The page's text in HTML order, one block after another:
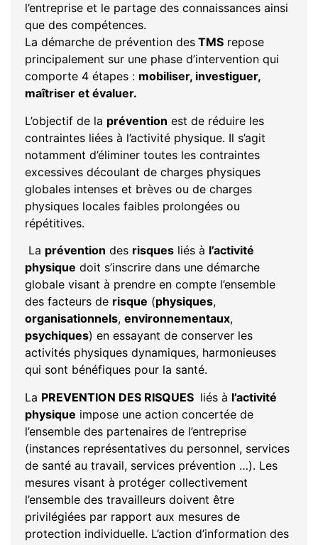
l’entreprise et le partage des connaissances ainsi
que des compétences.
La démarche de prévention des TMS repose
principalement sur une phase d’intervention qui
comporte 4 étapes : mobiliser, investiguer,
maîtriser et évaluer.
L’objectif de la prévention est de réduire les
contraintes liées à l’activité physique. Il s’agit
notamment d’éliminer toutes les contraintes
excessives découlant de charges physiques
globales intenses et brèves ou de charges
physiques locales faibles prolongées ou
répétitives.
La prévention des risques liés à l’activité
physique doit s’inscrire dans une démarche
globale visant à prendre en compte l’ensemble
des facteurs de risque (physiques,
organisationnels, environnementaux,
psychiques) en essayant de conserver les
activités physiques dynamiques, harmonieuses
qui sont bénéfiques pour la santé.
La PREVENTION DES RISQUES liés à l’activité
physique impose une action concertée de
l’ensemble des partenaires de l’entreprise
(instances représentatives du personnel, services
de santé au travail, services prévention …). Les
mesures visant à protéger collectivement
l’ensemble des travailleurs doivent être
privilégiées par rapport aux mesures de
protection individuelle. L’action d’information des